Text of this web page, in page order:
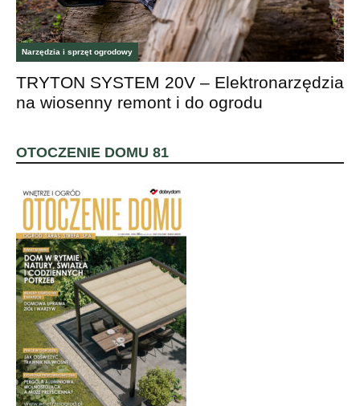
Narzędzia i sprzęt ogrodowy
TRYTON SYSTEM 20V – Elektronarzędzia
na wiosenny remont i do ogrodu
OTOCZENIE DOMU 81